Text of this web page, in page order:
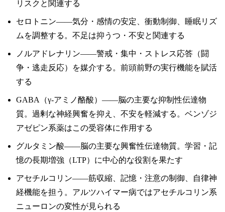
リスクと関連する
セロトニン——気分・感情の安定、衝動制御、睡眠リズ
ムを調整する。不足は抑うつ・不安と関連する
ノルアドレナリン——警戒・集中・ストレス応答（闘
争・逃走反応）を媒介する。前頭前野の実行機能を賦活
する
GABA（γ-アミノ酪酸）——脳の主要な抑制性伝達物
質。過剰な神経興奮を抑え、不安を軽減する。ベンゾジ
アゼピン系薬はこの受容体に作用する
グルタミン酸——脳の主要な興奮性伝達物質。学習・記
憶の長期増強（LTP）に中心的な役割を果たす
アセチルコリン——筋収縮、記憶・注意の制御、自律神
経機能を担う。アルツハイマー病ではアセチルコリン系
ニューロンの変性が見られる